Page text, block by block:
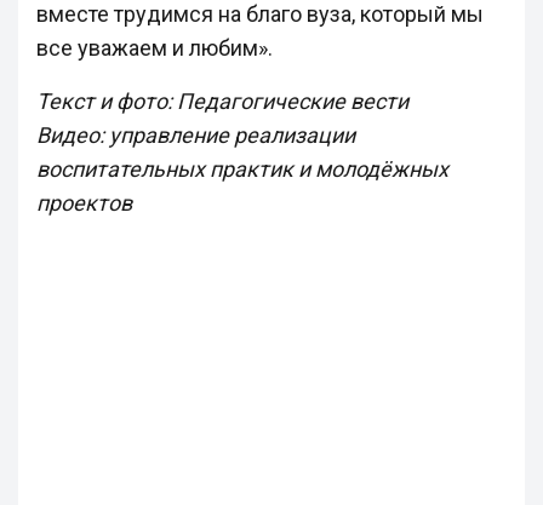
вместе трудимся на благо вуза, который мы
все уважаем и любим».
Текст и фото: Педагогические вести
Видео: управление реализации
воспитательных практик и молодёжных
проектов